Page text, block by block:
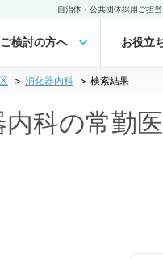
自治体・公共団体採用ご担
検討の方へ お役立
消化器内科 検索結果
科の常勤